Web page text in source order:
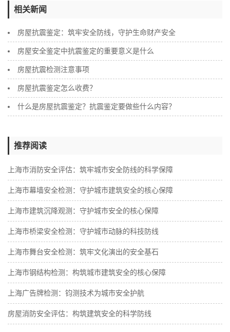
相关新闻
房屋抗震鉴定：筑牢安全防线，守护生命财产安全
房屋安全鉴定中抗震鉴定的重要意义是什么
房屋抗震检测注意事项
房屋抗震鉴定怎么收费？
什么是房屋抗震鉴定？抗震鉴定要做些什么内容？
推荐阅读
上海市消防安全评估：筑牢城市安全防线的科学保障
上海市幕墙安全检测：守护城市建筑安全的核心保障
上海市建筑沉降观测：守护城市安全的核心保障
上海市桥梁安全检测：守护城市动脉的科技防线
上海市舞台安全检测：筑牢文化演出的安全基石
上海市钢结构检测：构筑城市建筑安全的核心保障
‌上海广告牌检测：钧测技术为城市安全护航
房屋消防安全评估：构筑建筑安全的科学防线